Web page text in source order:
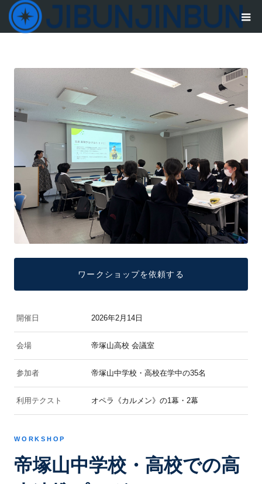
ワークショップを依頼する
開催日 2026年2月14日
会場 帝塚山高校 会議室
参加者 帝塚山中学校・高校在学中の35名
利用テクスト オペラ《カルメン》の1幕・2幕
WORKSHOP
帝塚山中学校・高校での高